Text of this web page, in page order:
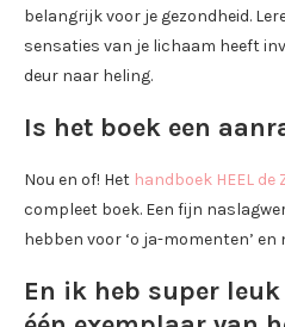
belangrijk voor je gezondheid.
sensaties van je lichaam heeft
deur naar heling.
Is het boek een
Nou en of! Het handboek HEEL de
compleet boek. Een fijn
hebben voor ‘o ja-momenten’ en
En ik heb super